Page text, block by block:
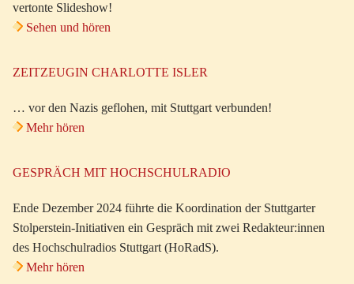
vertonte Slideshow!
Sehen und hören
ZEITZEUGIN CHARLOTTE ISLER
… vor den Nazis geflohen, mit Stuttgart verbunden!
Mehr hören
GESPRÄCH MIT HOCHSCHULRADIO
Ende Dezember 2024 führte die Koordination der Stuttgarter
Stolperstein-Initiativen ein Gespräch mit zwei Redakteur:innen
des Hochschulradios Stuttgart (HoRadS).
Mehr hören